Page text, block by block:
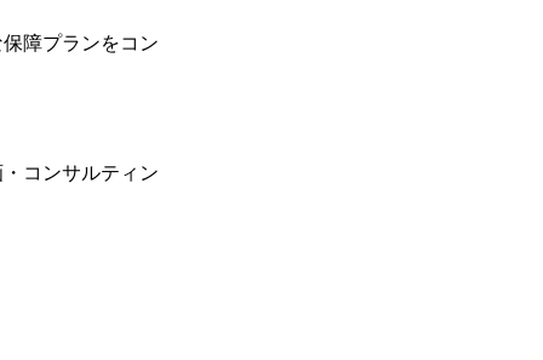
障プランをコン
コンサルティン